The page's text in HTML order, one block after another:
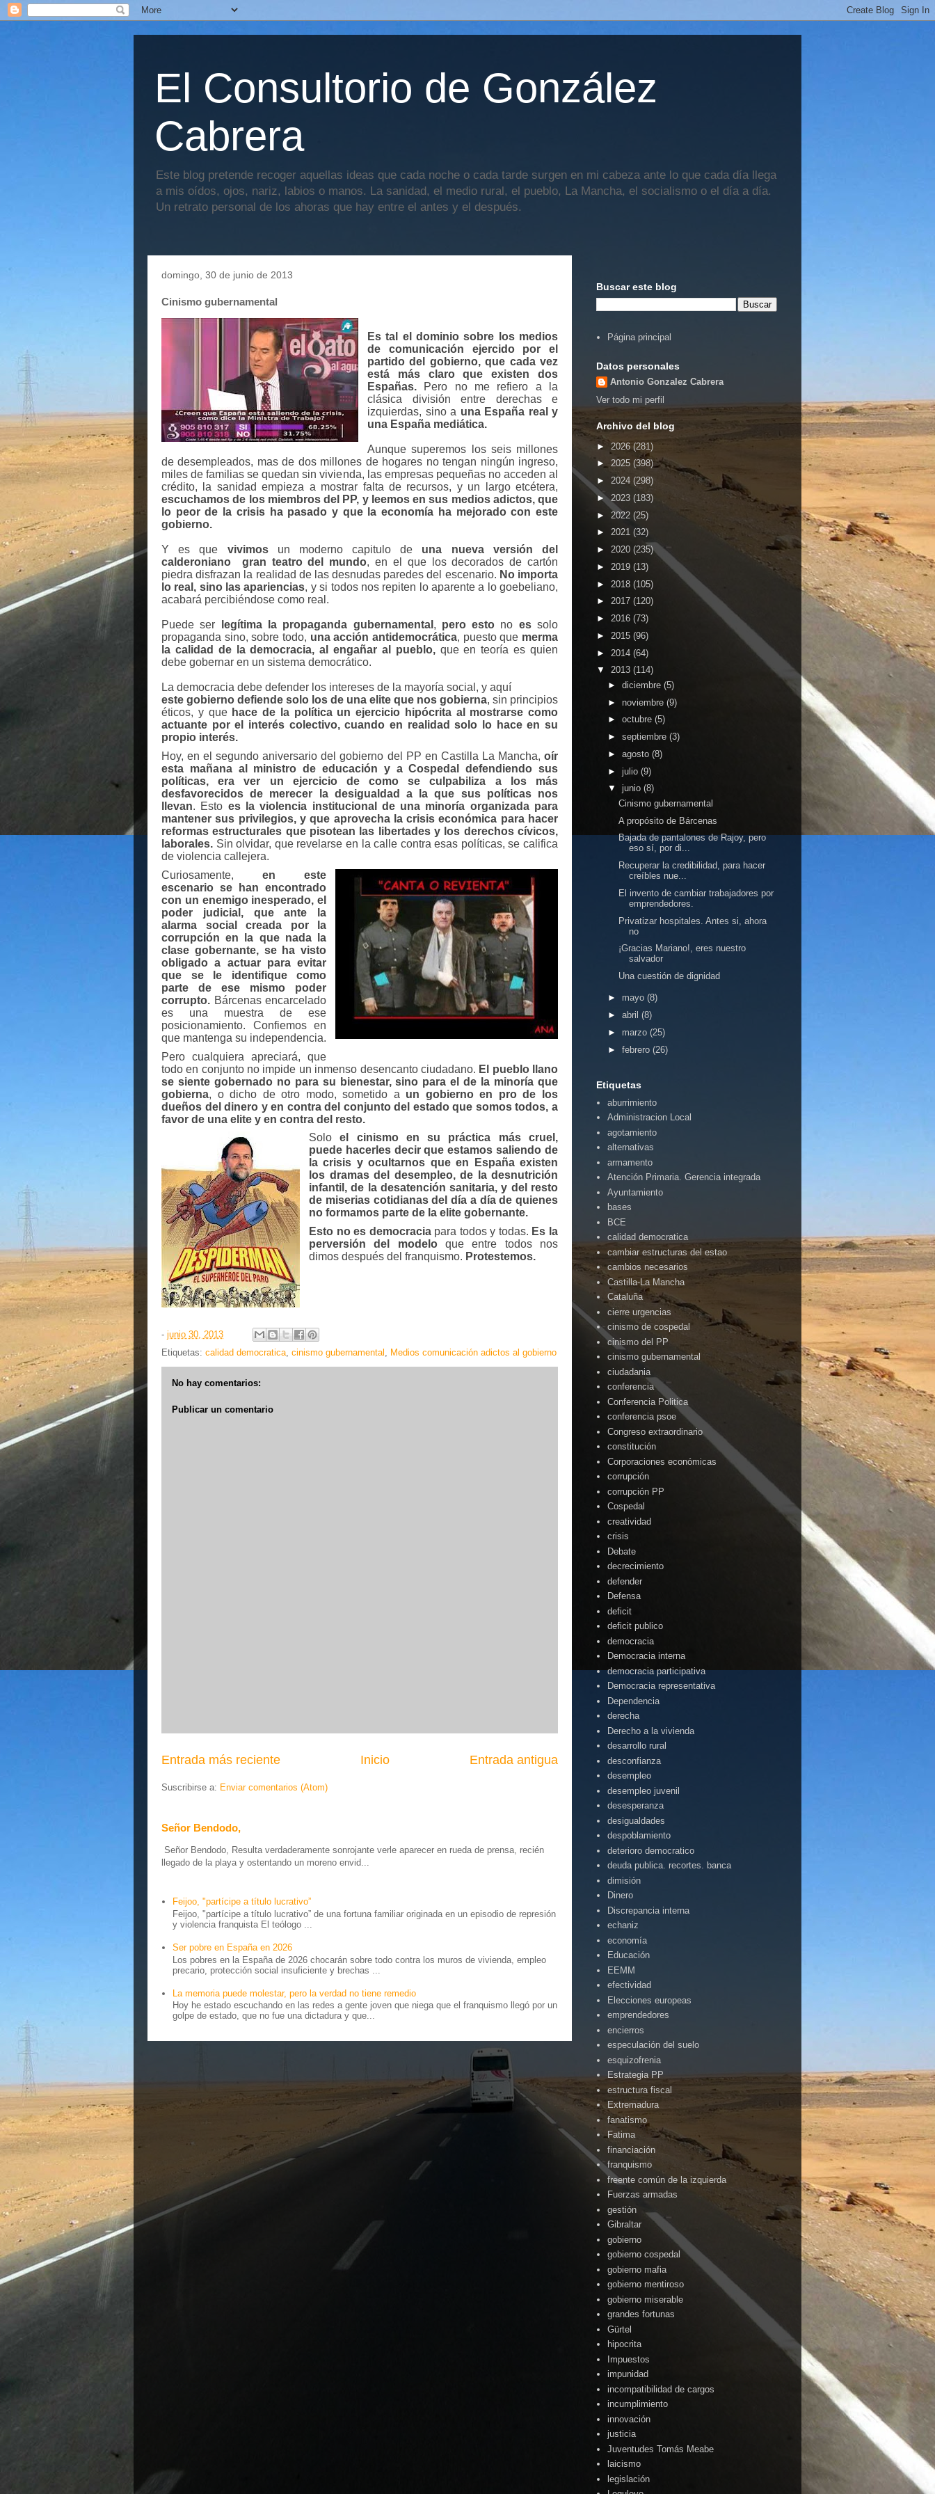
El Consultorio de González
Cabrera
Este blog pretende recoger aquellas ideas que cada noche o cada tarde surgen en mi cabeza ante lo que cada día llega
a mis oídos, ojos, nariz, labios o manos. La sanidad, el medio rural, el pueblo, La Mancha, el socialismo o el día a día.
Un retrato personal de los ahoras que hay entre el antes y el después.
domingo, 30 de junio de 2013
Cinismo gubernamental
Es tal el dominio sobre los medios
de comunicación ejercido por el
partido del gobierno, que cada vez
está más claro que existen dos
Españas. Pero no me refiero a la
clásica división entre derechas e
izquierdas, sino a una España real y
una España mediática.
Aunque superemos los seis millones
de desempleados, mas de dos millones de hogares no tengan ningún ingreso,
miles de familias se quedan sin vivienda, las empresas pequeñas no acceden al
crédito, la sanidad empieza a mostrar falta de recursos, y un largo etcétera,
escuchamos de los miembros del PP, y leemos en sus medios adictos, que
lo peor de la crisis ha pasado y que la economía ha mejorado con este
gobierno.
Y es que vivimosun moderno capitulo de una nueva versión del
calderoniano
gran teatro del mundo, en el que los decorados de cartón
piedra disfrazan la realidad de las desnudas paredes del escenario. No importa
lo real, sino las apariencias, y si todos nos repiten lo aparente a lo goebeliano,
acabará percibiéndose como real.
Puede ser legítima la propaganda gubernamental , pero esto no essolo
propaganda sino, sobre todo, una acción antidemocrática, puesto que merma
la calidad de la democracia, al engañar al pueblo,que en teoría es quien
debe gobernar en un sistema democrático.
La democracia debe defender los intereses de la mayoría social, y aquí
este gobierno defiende solo los de una elite que nos gobierna, sin principios
éticos, y que hace de la política un ejercicio hipócrita al mostrarse como
actuante por el interés colectivo, cuando en realidad solo lo hace en su
propio interés.
Hoy, en el segundo aniversario del gobierno del PP en Castilla La Mancha, oír
esta mañana al ministro de educación y a Cospedal defendiendo sus
políticas, era ver un ejercicio de como se culpabiliza a los más
desfavorecidos de merecer la desigualdad a la que sus políticas nos
llevan. Esto es la violencia institucional de una minoría organizada para
mantener sus privilegios, y que aprovecha la crisis económica para hacer
reformas estructurales que pisotean las libertades y los derechos cívicos,
laborales. Sin olvidar, que revelarse en la calle contra esas políticas, se califica
de violencia callejera.
Curiosamente, en este
escenario se han encontrado
con un enemigo inesperado, el
poder judicial, que ante la
alarma social creada por la
corrupción en la que nada la
clase gobernante, se ha visto
obligado a actuar para evitar
que se le identifique como
parte de ese mismo poder
corrupto. Bárcenas encarcelado
es una muestra de ese
posicionamiento. Confiemos en
que mantenga su independencia.
Pero cualquiera apreciará, que
todo en conjunto no impide un inmenso desencanto ciudadano. El pueblo llano
se siente gobernado no para su bienestar, sino para el de la minoría que
gobierna, o dicho de otro modo, sometido a un gobierno en pro de los
dueños del dinero y en contra del conjunto del estado que somos todos, a
favor de una elite y en contra del resto.
Soloel cinismo en su práctica más cruel,
puede hacerles decir que estamos saliendo de
la crisis y ocultarnos que en España existen
los dramas del desempleo, de la desnutrición
infantil, de la desatención sanitaria, y del resto
de miserias cotidianas del día a día de quienes
no formamos parte de la elite gobernante.
Esto no es democraciapara todos y todas. Es la
perversión del modeloque entre todos nos
dimos después del franquismo. Protestemos.
- junio 30, 2013
Etiquetas: calidad democratica, cinismo gubernamental , Medios comunicación adictos al gobierno
No hay comentarios:
Publicar un comentario
Entrada más reciente Entrada antigua
Inicio
Suscribirse a: Enviar comentarios (Atom)
Señor Bendodo,
Señor Bendodo, Resulta verdaderamente sonrojante verle aparecer en rueda de prensa, recién
llegado de la playa y ostentando un moreno envid...
Feijoo, "partícipe a título lucrativo”
Feijoo, "partícipe a título lucrativo” de una fortuna familiar originada en un episodio de represión
y violencia franquista El teólogo ...
Ser pobre en España en 2026
Los pobres en la España de 2026 chocarán sobre todo contra los muros de vivienda, empleo
precario, protección social insuficiente y brechas ...
La memoria puede molestar, pero la verdad no tiene remedio
Hoy he estado escuchando en las redes a gente joven que niega que el franquismo llegó por un
golpe de estado, que no fue una dictadura y que...
Buscar este blog
Página principal
Datos personales
Antonio Gonzalez Cabrera
Ver todo mi perfil
Archivo del blog
► 2026 (281)
► 2025 (398)
► 2024 (298)
►2023 (183)
► 2022 (25)
► 2021 (32)
► 2020 (235)
► 2019 (13)
► 2018 (105)
► 2017 (120)
► 2016 (73)
► 2015 (96)
► 2014 (64)
▼ 2013 (114)
► diciembre (5)
► noviembre (9)
► octubre (5)
► septiembre (3)
► agosto (8)
► julio (9)
▼ junio (8)
Cinismo gubernamental
A propósito de Bárcenas
Bajada de pantalones de Rajoy, pero
eso sí, por di...
Recuperar la credibilidad, para hacer
creíbles nue...
El invento de cambiar trabajadores por
emprendedores.
Privatizar hospitales. Antes si, ahora
no
¡Gracias Mariano!, eres nuestro
salvador
Una cuestión de dignidad
► mayo (8)
► abril (8)
► marzo (25)
► febrero (26)
Etiquetas
aburrimiento
Administracion Local
agotamiento
alternativas
armamento
Atención Primaria. Gerencia integrada
Ayuntamiento
bases
BCE
calidad democratica
cambiar estructuras del estao
cambios necesarios
Castilla-La Mancha
Cataluña
cierre urgencias
cinismo de cospedal
cinismo del PP
cinismo gubernamental
ciudadania
conferencia
Conferencia Politica
conferencia psoe
Congreso extraordinario
constitución
Corporaciones económicas
corrupción
corrupción PP
Cospedal
creatividad
crisis
Debate
decrecimiento
defender
Defensa
deficit
deficit publico
democracia
Democracia interna
democracia participativa
Democracia representativa
Dependencia
derecha
Derecho a la vivienda
desarrollo rural
desconfianza
desempleo
desempleo juvenil
desesperanza
desigualdades
despoblamiento
deterioro democratico
deuda publica. recortes. banca
dimisión
Dinero
Discrepancia interna
echaniz
economía
Educación
EEMM
efectividad
Elecciones europeas
emprendedores
encierros
especulación del suelo
esquizofrenia
Estrategia PP
estructura fiscal
Extremadura
fanatismo
Fatima
financiación
franquismo
freente común de la izquierda
Fuerzas armadas
gestión
Gibraltar
gobierno
gobierno cospedal
gobierno mafia
gobierno mentiroso
gobierno miserable
grandes fortunas
Gürtel
hipocrita
Impuestos
impunidad
incompatibilidad de cargos
incumplimiento
innovación
justicia
Juventudes Tomás Meabe
laicismo
legislación